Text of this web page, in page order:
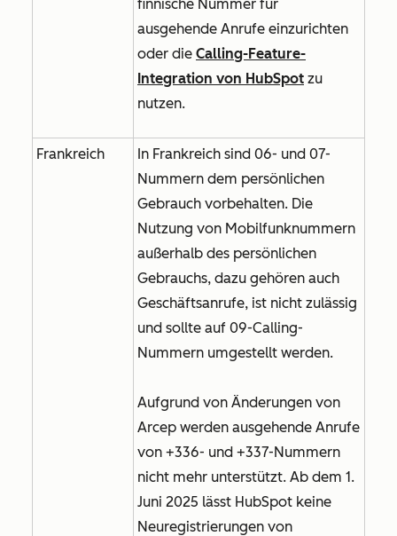
finnische Nummer für
ausgehende Anrufe einzurichten
oder die Calling-Feature-
Integration von HubSpot zu
nutzen.
Frankreich
In Frankreich sind 06- und 07-
Nummern dem persönlichen
Gebrauch vorbehalten. Die
Nutzung von Mobilfunknummern
außerhalb des persönlichen
Gebrauchs, dazu gehören auch
Geschäftsanrufe, ist nicht zulässig
und sollte auf 09-Calling-
Nummern umgestellt werden.
Aufgrund von Änderungen von
Arcep werden ausgehende Anrufe
von +336- und +337-Nummern
nicht mehr unterstützt. Ab dem 1.
Juni 2025 lässt HubSpot keine
Neuregistrierungen von